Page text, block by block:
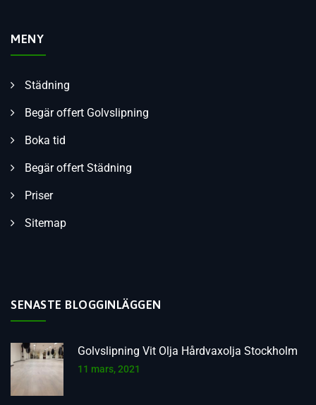
MENY
Städning
Begär offert Golvslipning
Boka tid
Begär offert Städning
Priser
Sitemap
SENASTE BLOGGINLÄGGEN
Golvslipning Vit Olja Hårdvaxolja Stockholm
11 mars, 2021